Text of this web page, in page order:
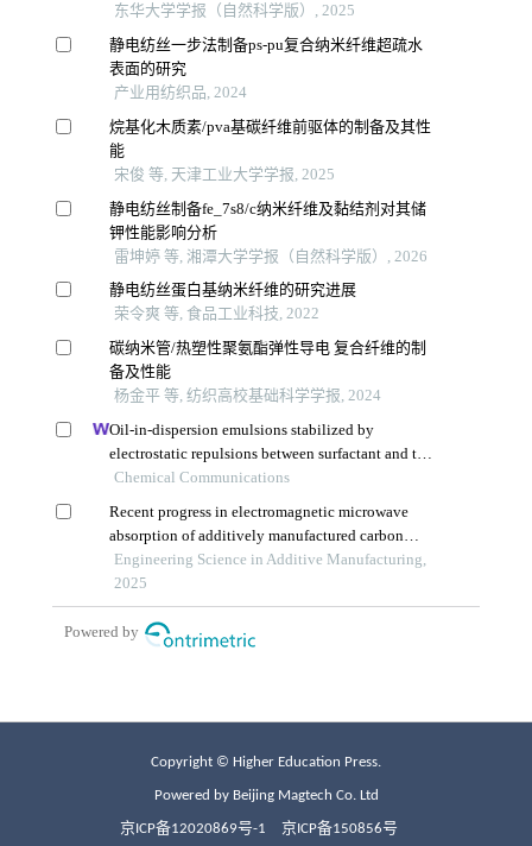
Copyright © Higher Education Press.
Powered by Beijing Magtech Co. Ltd
京ICP备12020869号-1 京ICP备150856号